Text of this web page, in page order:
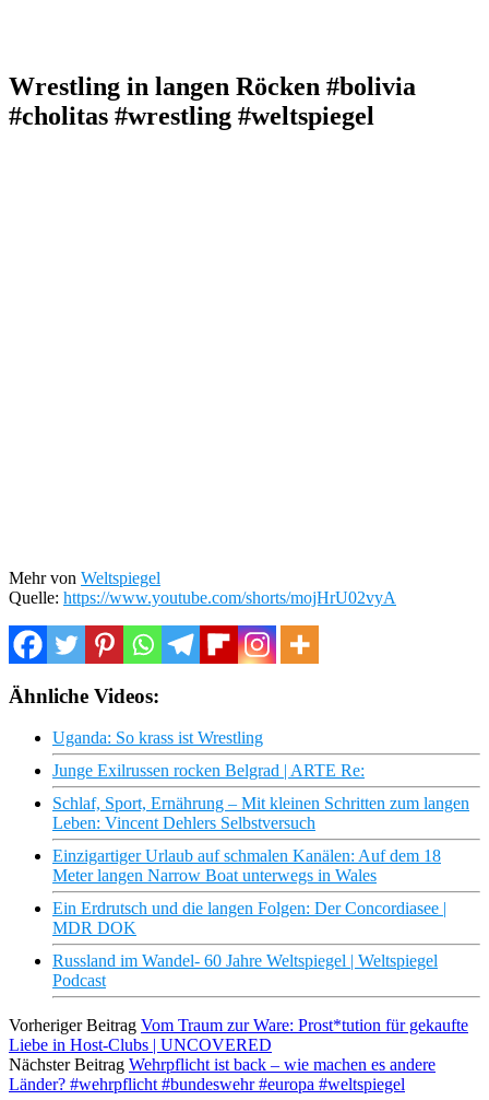
Wrestling in langen Röcken #bolivia
#cholitas #wrestling #weltspiegel
Mehr von Weltspiegel
Quelle: https://www.youtube.com/shorts/mojHrU02vyA
Ähnliche Videos:
Uganda: So krass ist Wrestling
Junge Exilrussen rocken Belgrad | ARTE Re:
Schlaf, Sport, Ernährung – Mit kleinen Schritten zum langen
Leben: Vincent Dehlers Selbstversuch
Einzigartiger Urlaub auf schmalen Kanälen: Auf dem 18
Meter langen Narrow Boat unterwegs in Wales
Ein Erdrutsch und die langen Folgen: Der Concordiasee |
MDR DOK
Russland im Wandel- 60 Jahre Weltspiegel | Weltspiegel
Podcast
Vorheriger Beitrag Vom Traum zur Ware: Prost*tution für gekaufte
Liebe in Host-Clubs | UNCOVERED
Nächster Beitrag Wehrpflicht ist back – wie machen es andere
Länder? #wehrpflicht #bundeswehr #europa #weltspiegel